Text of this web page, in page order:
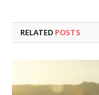
RELATED POSTS